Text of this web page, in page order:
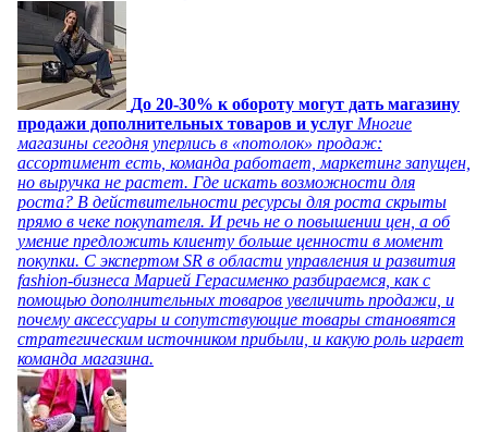
До 20-30% к обороту могут дать магазину
продажи дополнительных товаров и услуг Многие
магазины сегодня уперлись в «потолок» продаж:
ассортимент есть, команда работает, маркетинг запущен,
но выручка не растет. Где искать возможности для
роста? В действительности ресурсы для роста скрыты
прямо в чеке покупателя. И речь не о повышении цен, а об
умение предложить клиенту больше ценности в момент
покупки. С экспертом SR в области управления и развития
fashion-бизнеса Марией Герасименко разбираемся, как с
помощью дополнительных товаров увеличить продажи, и
почему аксессуары и сопутствующие товары становятся
стратегическим источником прибыли, и какую роль играет
команда магазина.